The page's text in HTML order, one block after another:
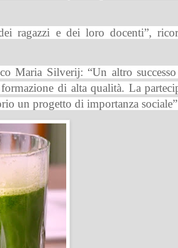
e dei loro docenti”,
Maria Silverij: “Un altro
di alta qualità. La
un progetto di importanza